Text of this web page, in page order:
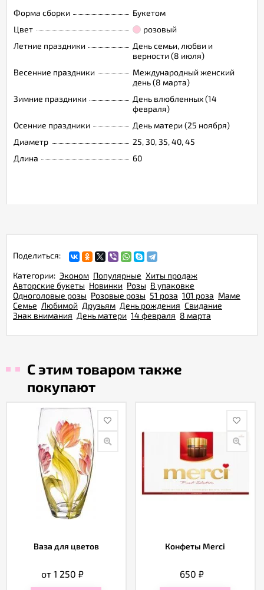
Форма сборки
Букетом
Цвет
розовый
Летние праздники
День семьи, любви и
верности (8 июля)
Весенние праздники
Международный женский
день (8 марта)
Зимние праздники
День влюбленных (14
февраля)
Осенние праздники
День матери (25 ноября)
Диаметр
25, 30, 35, 40, 45
Длина
60
Поделиться:
Категории: Эконом Популярные Хиты продаж
Авторские букеты Новинки Розы В упаковке
Одноголовые розы Розовые розы 51 роза 101 роза Маме
Семье Любимой Друзьям День рождения Свидание
Знак внимания День матери 14 февраля 8 марта
С этим товаром также
покупают
Ваза для цветов
от 1 250₽
Конфеты Merci
650 ₽